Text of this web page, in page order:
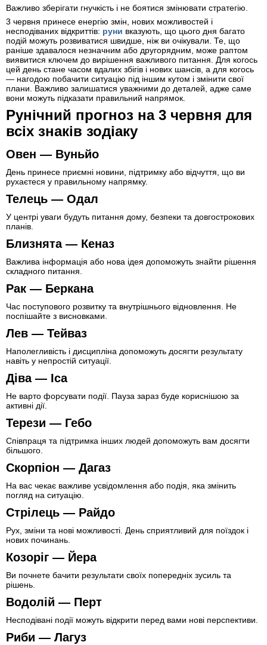
Важливо зберігати гнучкість і не боятися змінювати стратегію.
3 червня принесе енергію змін, нових можливостей і
несподіваних відкриттів: руни вказують, що цього дня багато
подій можуть розвиватися швидше, ніж ви очікували. Те, що
раніше здавалося незначним або другорядним, може раптом
виявитися ключем до вирішення важливого питання. Для когось
цей день стане часом вдалих збігів і нових шансів, а для когось
— нагодою побачити ситуацію під іншим кутом і змінити свої
плани. Важливо залишатися уважними до деталей, адже саме
вони можуть підказати правильний напрямок.
Рунічний прогноз на 3 червня для
всіх знаків зодіаку
Овен — Вуньйо
День принесе приємні новини, підтримку або відчуття, що ви
рухаєтеся у правильному напрямку.
Телець — Одал
У центрі уваги будуть питання дому, безпеки та довгострокових
планів.
Близнята — Кеназ
Важлива інформація або нова ідея допоможуть знайти рішення
складного питання.
Рак — Беркана
Час поступового розвитку та внутрішнього відновлення. Не
поспішайте з висновками.
Лев — Тейваз
Наполегливість і дисципліна допоможуть досягти результату
навіть у непростій ситуації.
Діва — Іса
Не варто форсувати події. Пауза зараз буде кориснішою за
активні дії.
Терези — Гебо
Співпраця та підтримка інших людей допоможуть вам досягти
більшого.
Скорпіон — Дагаз
На вас чекає важливе усвідомлення або подія, яка змінить
погляд на ситуацію.
Стрілець — Райдо
Рух, зміни та нові можливості. День сприятливий для поїздок і
нових починань.
Козоріг — Йера
Ви почнете бачити результати своїх попередніх зусиль та
рішень.
Водолій — Перт
Несподівані події можуть відкрити перед вами нові перспективи.
Риби — Лагуз